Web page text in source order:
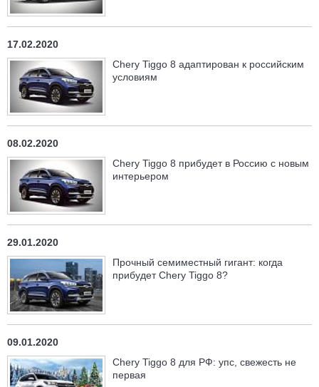
17.02.2020
Chery Tiggo 8 адаптирован к российским
условиям
08.02.2020
Chery Tiggo 8 прибудет в Россию с новым
интерьером
29.01.2020
Прочный семиместный гигант: когда
прибудет Chery Tiggo 8?
09.01.2020
Chery Tiggo 8 для РФ: упс, свежесть не
первая